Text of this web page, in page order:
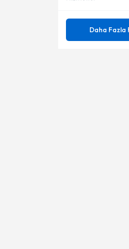
Adölesan Çağı
Mezuniyet
Daha Fazla